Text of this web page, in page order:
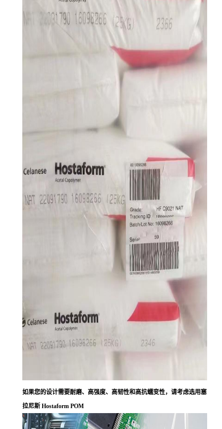
如果您的设计需要耐磨、高强度、高韧性和高抗蠕变性，请考虑选用塞
拉尼斯 Hostaform POM